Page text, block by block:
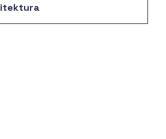
o. o., a wykonawcą robót
Sp. K. z siedzibą